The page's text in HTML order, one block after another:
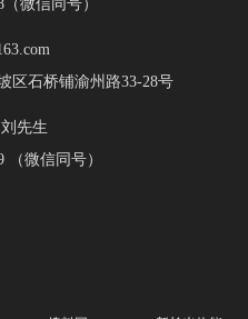
微信同号）
区石桥铺渝州路33-28号
先生
（微信同号）